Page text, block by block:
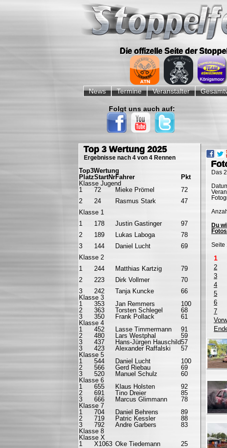
Die offizelle Seite der
überspringen
News Termine Veranstalter
Das
Du
Seite
1
2
3
4
5
6
7
Folgt uns auch auf:
Top 3 Wertung 2025
Ergebnisse nach 4 von 4 Rennen
Top3Wertung
PlatzStartNrFahrer
Pkt
Klasse Jugend
1
72 Mieke Prömel
72
2
24 Rasmus Stark
47
Klasse 1
1
178 Justin Gastinger
97
2
189 Lukas Laboga
78
3
144 Daniel Lucht
69
Klasse 2
1
244 Matthias Kartzig
79
2
223 Dirk Vollmer
70
3
242 Tanja Kuncke
66
Klasse 3
1
353 Jan Remmers
100
2
363 Torsten Schlegel
68
3
350 Frank Pollack
61
Klasse 4
1
452 Lasse Timmermann
91
2
480 Lars Westphal
59
3
437 Hans-Jürgen Hauschild57
3
423 Alexander Raffalski
57
Klasse 5
1
544 Daniel Lucht
100
2
566 Gerd Riebau
69
3
520 Manuel Schulz
60
Klasse 6
1
655 Klaus Holsten
92
2
691 Tino Dreier
85
3
666 Marcus Glimmann
78
Klasse 7
1
704 Daniel Behrens
89
2
719 Patric Kessler
88
3
792 Andre Garbers
83
Klasse 8
Klasse X
1
X1063 Oke Tiedemann 25